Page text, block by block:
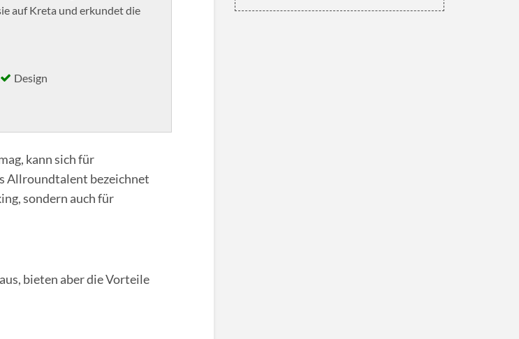
auf Kreta und erkundet die
Design
kann sich für
Allroundtalent bezeichnet
sondern auch für
bieten aber die Vorteile